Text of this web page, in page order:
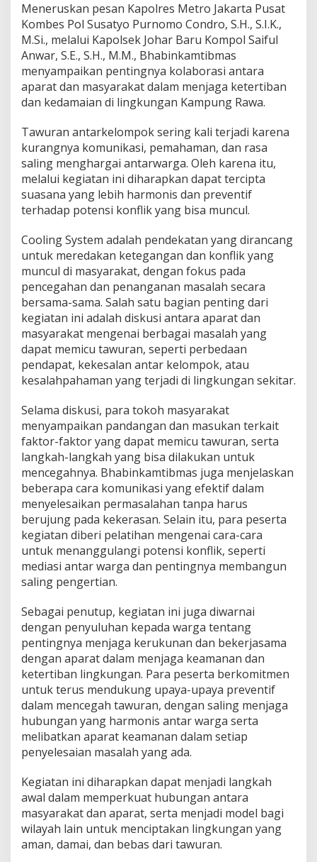
Meneruskan pesan Kapolres Metro Jakarta Pusat
Kombes Pol Susatyo Purnomo Condro, S.H., S.I.K.,
M.Si., melalui Kapolsek Johar Baru Kompol Saiful
Anwar, S.E., S.H., M.M., Bhabinkamtibmas
menyampaikan pentingnya kolaborasi antara
aparat dan masyarakat dalam menjaga ketertiban
dan kedamaian di lingkungan Kampung Rawa.
Tawuran antarkelompok sering kali terjadi karena
kurangnya komunikasi, pemahaman, dan rasa
saling menghargai antarwarga. Oleh karena itu,
melalui kegiatan ini diharapkan dapat tercipta
suasana yang lebih harmonis dan preventif
terhadap potensi konflik yang bisa muncul.
Cooling System adalah pendekatan yang dirancang
untuk meredakan ketegangan dan konflik yang
muncul di masyarakat, dengan fokus pada
pencegahan dan penanganan masalah secara
bersama-sama. Salah satu bagian penting dari
kegiatan ini adalah diskusi antara aparat dan
masyarakat mengenai berbagai masalah yang
dapat memicu tawuran, seperti perbedaan
pendapat, kekesalan antar kelompok, atau
kesalahpahaman yang terjadi di lingkungan sekitar.
Selama diskusi, para tokoh masyarakat
menyampaikan pandangan dan masukan terkait
faktor-faktor yang dapat memicu tawuran, serta
langkah-langkah yang bisa dilakukan untuk
mencegahnya. Bhabinkamtibmas juga menjelaskan
beberapa cara komunikasi yang efektif dalam
menyelesaikan permasalahan tanpa harus
berujung pada kekerasan. Selain itu, para peserta
kegiatan diberi pelatihan mengenai cara-cara
untuk menanggulangi potensi konflik, seperti
mediasi antar warga dan pentingnya membangun
saling pengertian.
Sebagai penutup, kegiatan ini juga diwarnai
dengan penyuluhan kepada warga tentang
pentingnya menjaga kerukunan dan bekerjasama
dengan aparat dalam menjaga keamanan dan
ketertiban lingkungan. Para peserta berkomitmen
untuk terus mendukung upaya-upaya preventif
dalam mencegah tawuran, dengan saling menjaga
hubungan yang harmonis antar warga serta
melibatkan aparat keamanan dalam setiap
penyelesaian masalah yang ada.
Kegiatan ini diharapkan dapat menjadi langkah
awal dalam memperkuat hubungan antara
masyarakat dan aparat, serta menjadi model bagi
wilayah lain untuk menciptakan lingkungan yang
aman, damai, dan bebas dari tawuran.